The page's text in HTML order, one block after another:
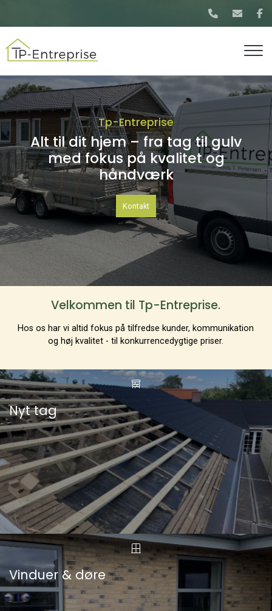
hovedindhold
Tp-Entreprise
Alt til dit hjem – fra tag til gulv
med fokus på kvalitet og
håndværk
Kontakt
Velkommen til Tp-Entreprise.
Hos os har vi altid fokus på tilfredse kunder, kommunikation
og høj kvalitet - til konkurrencedygtige priser.
Nyt tag
Vinduer & døre